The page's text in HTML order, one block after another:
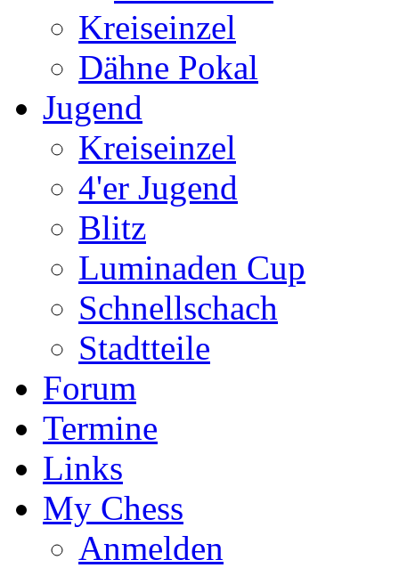
Kreiseinzel
Dähne Pokal
Jugend
Kreiseinzel
4'er Jugend
Blitz
Luminaden Cup
Schnellschach
Stadtteile
Forum
Termine
Links
My Chess
Anmelden